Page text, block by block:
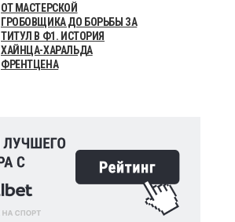
ОТ МАСТЕРСКОЙ
ГРОБОВЩИКА ДО БОРЬБЫ ЗА
ТИТУЛ В Ф1. ИСТОРИЯ
ХАЙНЦА-ХАРАЛЬДА
ФРЕНТЦЕНА